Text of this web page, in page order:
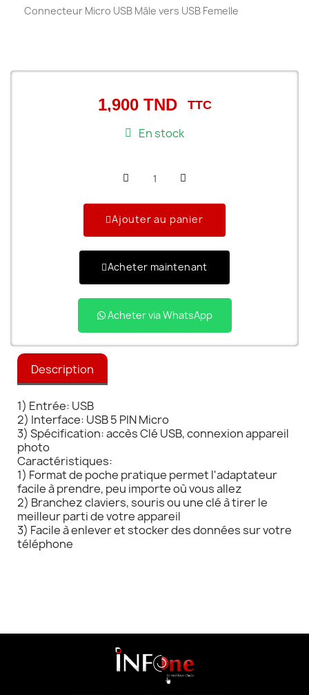
Connecteur Micro USB Mâle vers USB Femelle
1,900 TND TTC
En stock
Ajouter au panier
Acheter maintenant
Acheter via WhatsApp
Description
1) Entrée: USB
2) Interface: USB 5 PIN Micro
3) Spécification: accès Clé USB, connexion appareil
photo
Caractéristiques:
1) Format de poche pratique permet l'adaptateur
facile à prendre, peu importe où vous allez
2) Branchez claviers, souris ou une clé à tirer le
meilleur parti de votre appareil
3) Facile à enlever et stocker des données sur votre
téléphone